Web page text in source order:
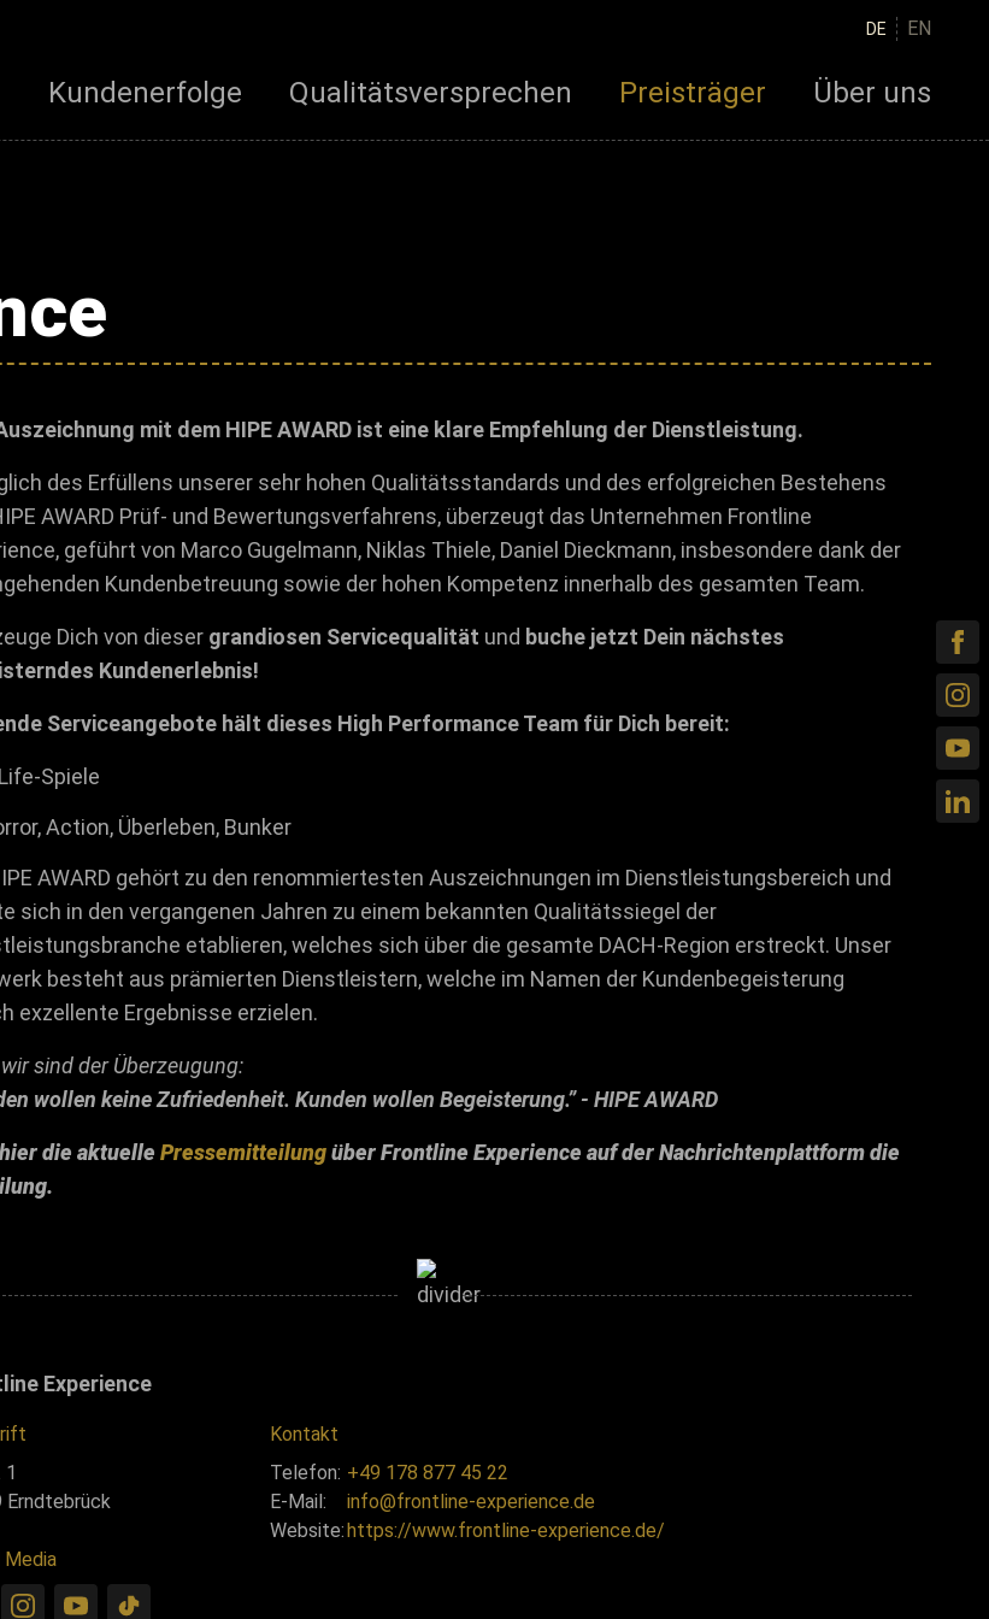
DE EN
Kundenerfolge Qualitätsversprechen Preisträger Über uns
mit dem HIPE AWARD ist eine klare Empfehlung der Dienstleistung.
des Erfüllens unserer sehr hohen Qualitätsstandards und des erfolgreichen Bestehens
AWARD Prüf- und Bewertungsverfahrens, überzeugt das Unternehmen Frontline
geführt von Marco Gugelmann, Niklas Thiele, Daniel Dieckmann, insbesondere dank der
Kundenbetreuung sowie der hohen Kompetenz innerhalb des gesamten Team.
Dich von dieser grandiosen Servicequalität und buche jetzt Dein nächstes
Kundenerlebnis!
Serviceangebote hält dieses High Performance Team für Dich bereit:
Spiele
Action, Überleben, Bunker
AWARD gehört zu den renommiertesten Auszeichnungen im Dienstleistungsbereich und
sich in den vergangenen Jahren zu einem bekannten Qualitätssiegel der
etablieren, welches sich über die gesamte DACH-Region erstreckt. Unser
besteht aus prämierten Dienstleistern, welche im Namen der Kundenbegeisterung
exzellente Ergebnisse erzielen.
sind der Überzeugung:
wollen keine Zufriedenheit. Kunden wollen Begeisterung.” - HIPE AWARD
die aktuelle Pressemitteilungüber Frontline Experience auf der Nachrichtenplattform die
Experience
Erndtebrück
Kontakt
Telefon: +49 178 877 45 22
E-Mail:
info@frontline-experience.de
Website:https://www.frontline-experience.de/
Media